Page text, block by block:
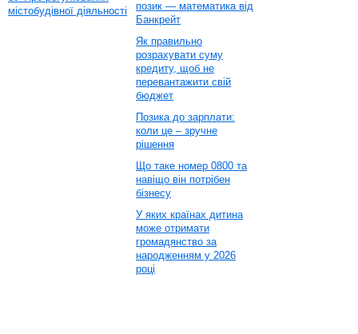
містобудівної діяльності
позик — математика від
Банкрейт
Як правильно
розрахувати суму
кредиту, щоб не
перевантажити свій
бюджет
Позика до зарплати:
коли це – зручне
рішення
Що таке номер 0800 та
навіщо він потрібен
бізнесу
У яких країнах дитина
може отримати
громадянство за
народженням у 2026
році